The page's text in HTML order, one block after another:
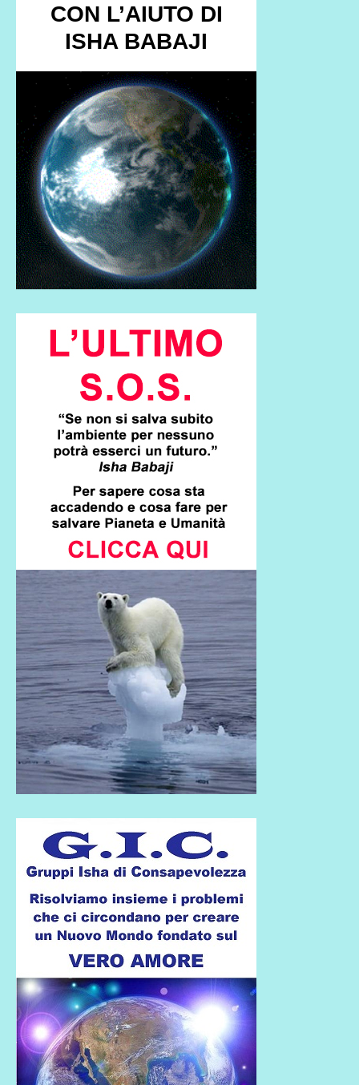
CON L’AIUTO DI
ISHA BABAJI